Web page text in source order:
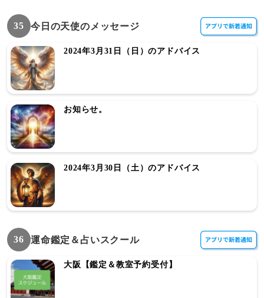
35 今日の天使のメッセージ
2024年3月31日（日）のアドバイス
お知らせ。
2024年3月30日（土）のアドバイス
36 運命鑑定＆占いスクール
大阪【鑑定＆教室予約受付】